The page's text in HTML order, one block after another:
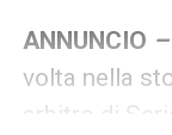
ANNUNCIO –
volta nella
arbitro di